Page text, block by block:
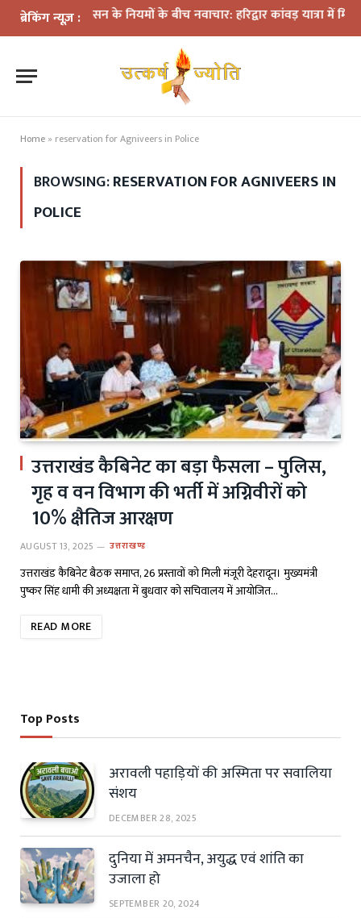
ब्रेकिंग न्यूज़ :
प्रशासन के नियमों के बीच नवाचार: हरिद्वार कांवड़ यात्रा में मिनी डीजे
Home » reservation for Agniveers in Police
BROWSING:RESERVATION FOR AGNIVEERS IN
POLICE
उत्तराखंड कैबिनेट का बड़ा फैसला – पुलिस,
गृह व वन विभाग की भर्ती में अग्निवीरों को
10% क्षैतिज आरक्षण
AUGUST 13, 2025 उत्तराखण्ड
उत्तराखंड कैबिनेट बैठक समाप्त, 26 प्रस्तावों को मिली मंजूरी देहरादून। मुख्यमंत्री
पुष्कर सिंह धामी की अध्यक्षता में बुधवार को सचिवालय में आयोजित…
READ MORE
Top Posts
अरावली पहाड़ियों की अस्मिता पर सवालिया
संशय
DECEMBER 28, 2025
दुनिया में अमनचैन, अयुद्ध एवं शांति का
उजाला हो
SEPTEMBER 20, 2024